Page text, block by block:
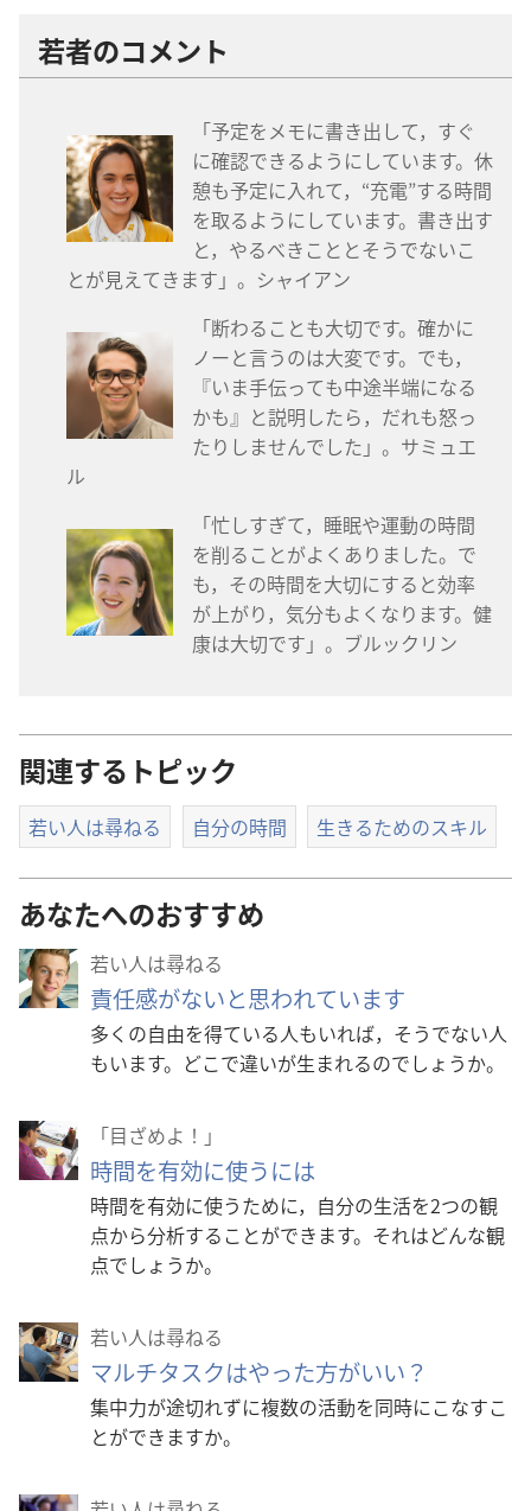
若者のコメント
「予定をメモに書き出 して，すぐ
に確認できるようにしています。 休
憩も予定に入れて，“充電”する時間
を取るようにしています。 書き出す
と，やるべきこととそうでないこ
とが見えてきます」。シャイアン
「断わることも大切です。 確かに
ノーと言うのは大変です。でも，
『いま手伝っても中途半端になる
かも』と説明 したら，だれも怒っ
たりしませんでした」。サミュエ
ル
「忙しすぎて， 睡眠や運動の時間
を削ることがよくありました。で
も，その時間を大切にすると効率
が 上がり， 気分もよくなります。 健
康は大切です」。ブルックリン
関連するトピック
若い人は尋ねる 自分の時間 生きるためのスキル
あなたへのおすすめ
若い人は尋ねる
責任感がないと思われています
多くの自由を得ている人もいれば，そうでない人
もいます。どこで違いが生まれるのでしょうか。
「目ざめよ！」
時間を有効に使うには
時間を有効に使うために，自分の生活を2つの観
点から分析することができます。それはどんな観
点でしょうか。
若い人は尋ねる
マルチタスクはやった方がいい？
集中力が途切れずに複数の活動を同時にこなすこ
とができますか。